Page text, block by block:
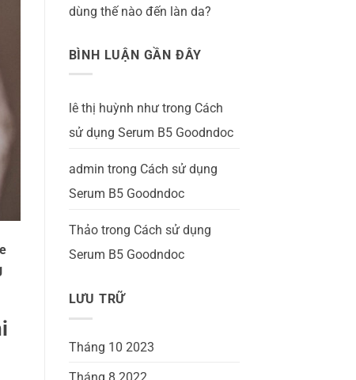
dùng thế nào đến làn da?
BÌNH LUẬN GẦN ĐÂY
lê thị huỳnh nhưtrong Cách
sử dụng Serum B5 Goodndoc
admin trong Cách sử dụng
Serum B5 Goodndoc
Thảotrong Cách sử dụng
Serum B5 Goodndoc
LƯU TRỮ
Tháng 10 2023
Tháng 8 2022